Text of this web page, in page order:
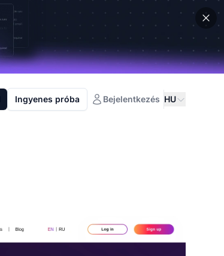
Ingyenes próba Bejelentkezés HU